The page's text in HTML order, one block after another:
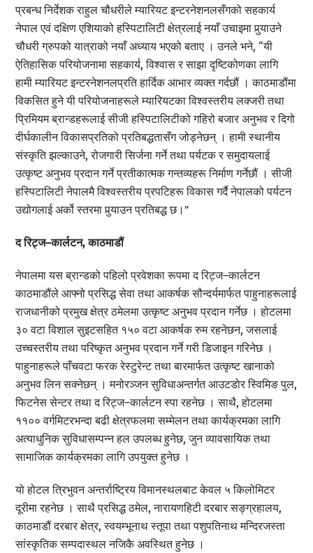
प्रबन्ध निर्देशक राहुल चौधरीले म्यारियट इन्टरनेशनलसँगको सहकार्य
नेपाल एवं दक्षिण एशियाको हस्पिटालिटी क्षेत्रलाई नयाँ उचाइमा पुर्‍याउने
चौधरी ग्रुपको यात्राको नयाँ अध्याय भएको बताए । उनले भने, “यी
ऐतिहासिक परियोजनामा सहकार्य, विश्वास र साझा दृष्टिकोणका लागि
हामी म्यारियट इन्टरनेशनलप्रति हार्दिक आभार व्यक्त गर्दछौं । काठमाडौंमा
विकसित हुने यी परियोजनाहरूले म्यारियटका विश्वस्तरीय लक्जरी तथा
प्रिमियम ब्रान्डहरूलाई सीजी हस्पिटालिटीको गहिरो बजार अनुभव र दिगो
दीर्घकालीन विकासप्रतिको प्रतिबद्धतासँग जोड्नेछन् । हामी स्थानीय
संस्कृति झल्काउने, रोजगारी सिर्जना गर्ने तथा पर्यटक र समुदायलाई
उत्कृष्ट अनुभव प्रदान गर्ने प्रतीकात्मक गन्तव्यहरू निर्माण गर्नेछौं । सीजी
हस्पिटालिटी नेपालमै विश्वस्तरीय प्रपटिहरू विकास गर्दै नेपालको पर्यटन
उद्योगलाई अर्को स्तरमा पुर्‍याउन प्रतिबद्ध छ।”
द रिट्ज–कार्लटन, काठमाडौं
नेपालमा यस ब्रान्डको पहिलो प्रवेशका रूपमा द रिट्ज–कार्लटन
काठमाडौंले आफ्नो प्रसिद्ध सेवा तथा आकर्षक सौन्दर्यमार्फत पाहुनाहरूलाई
राजधानीको प्रमुख क्षेत्र ठमेलमा उत्कृष्ट अनुभव प्रदान गर्नेछ । होटलमा
३० वटा विशाल सुइटसहित १५० वटा आकर्षक रुम रहनेछन, जसलाई
उच्चस्तरीय तथा परिष्कृत अनुभव प्रदान गर्ने गरी डिजाइन गरिनेछ ।
पाहुनाहरूले पाँचवटा फरक रेस्टुरेन्ट तथा बारमार्फत उत्कृष्ट खानाको
अनुभव लिन सक्नेछन् । मनोरञ्जन सुविधाअन्तर्गत आउटडोर स्विमिङ पुल,
फिटनेस सेन्टर तथा द रिट्ज–कार्लटन स्पा रहनेछ । साथै, होटलमा
११०० वर्गमिटरभन्दा बढी क्षेत्रफलमा सम्मेलन तथा कार्यक्रमका लागि
अत्याधुनिक सुविधासम्पन्न हल उपलब्ध हुनेछ, जुन व्यावसायिक तथा
सामाजिक कार्यक्रमका लागि उपयुक्त हुनेछ ।
यो होटल त्रिभुवन अन्तर्राष्ट्रिय विमानस्थलबाट केवल ५ किलोमिटर
दूरीमा रहनेछ । साथै प्रसिद्ध ठमेल, नारायणहिटी दरबार सङ्ग्रहालय,
काठमाडौं दरबार क्षेत्र, स्वयम्भूनाथ स्तूपा तथा पशुपतिनाथ मन्दिरजस्ता
सांस्कृतिक सम्पदास्थल नजिकै अवस्थित हुनेछ ।